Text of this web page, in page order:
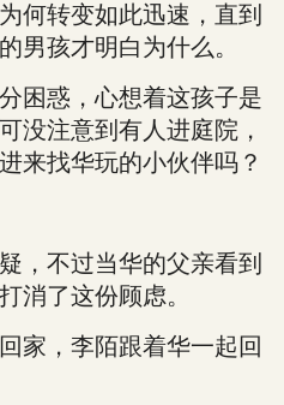
转变如此迅速，直到
男孩才明白为什么。
惑，心想着这孩子是
没注意到有人进庭院，
来找华玩的小伙伴吗？
不过当华的父亲看到
消了这份顾虑。
，李陌跟着华一起回